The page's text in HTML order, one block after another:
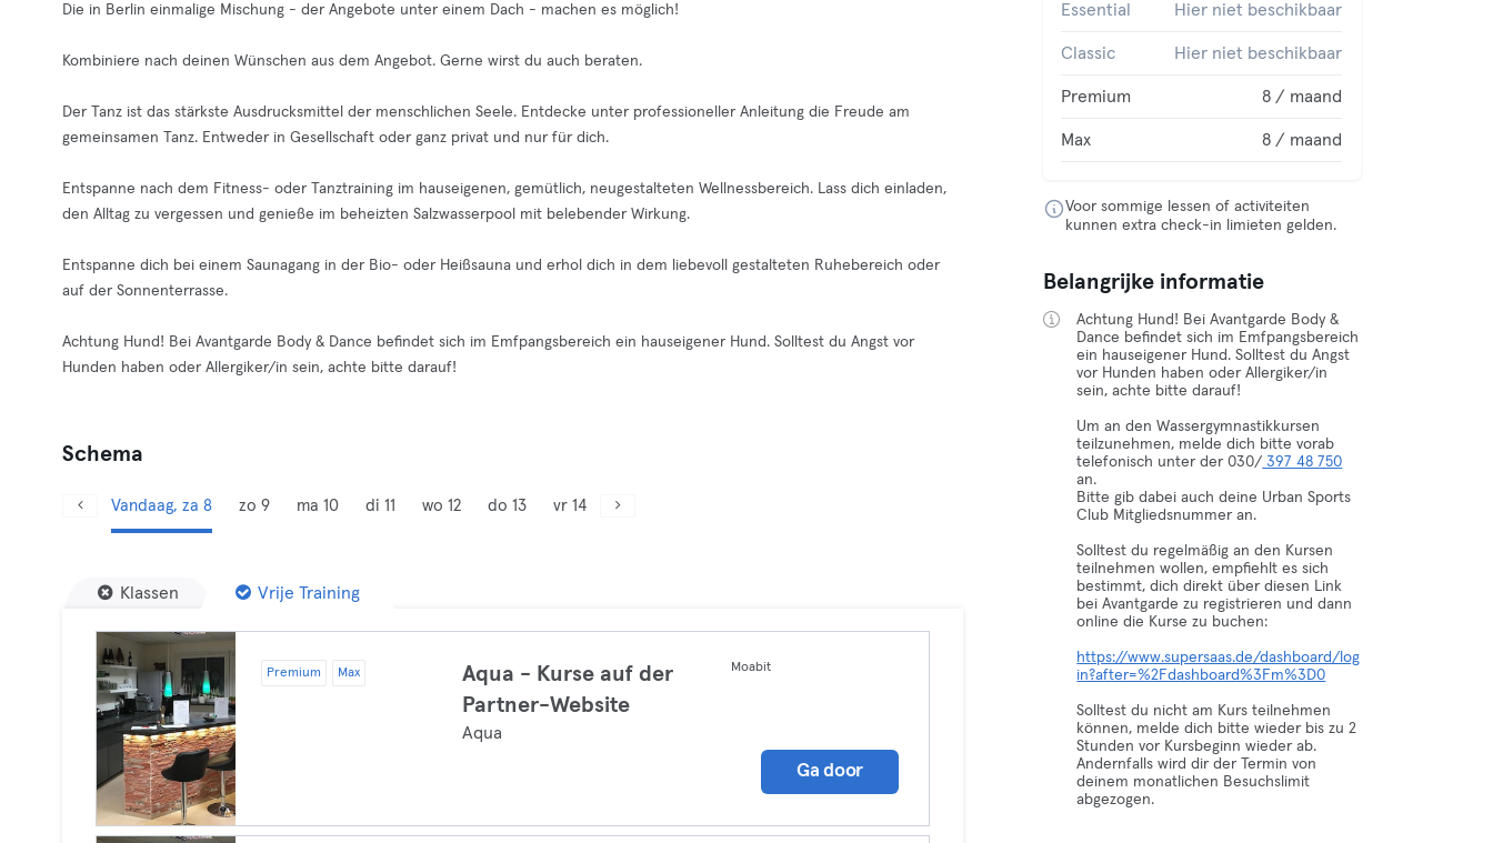
Die in Berlin einmalige Mischung - der Angebote unter einem Dach - machen es möglich!
Kombiniere nach deinen Wünschen aus dem Angebot. Gerne wirst du auch beraten.
Der Tanz ist das stärkste Ausdrucksmittel der menschlichen Seele. Entdecke unter professioneller Anleitung die Freude am
gemeinsamen Tanz. Entweder in Gesellschaft oder ganz privat und nur für dich.
Entspanne nach dem Fitness- oder Tanztraining im hauseigenen, gemütlich, neugestalteten Wellnessbereich. Lass dich einladen,
den Alltag zu vergessen und genieße im beheizten Salzwasserpool mit belebender Wirkung.
Entspanne dich bei einem Saunagang in der Bio- oder Heißsauna und erhol dich in dem liebevoll gestalteten Ruhebereich oder
auf der Sonnenterrasse.
Achtung Hund! Bei Avantgarde Body & Dance befindet sich im Emfpangsbereich ein hauseigener Hund. Solltest du Angst vor
Hunden haben oder Allergiker/in sein, achte bitte darauf!
Schema
Vandaag, za 8 zo 9 ma 10 di 11 wo 12 do 13 vr 14
Klassen Vrije Training
Premium Max
Aqua - Kurse auf der
Partner-Website
Aqua
Moabit
Ga door
Essential Hier niet beschikbaar
Classic Hier niet beschikbaar
Premium 8 / maand
Max 8 / maand
Voor sommige lessen of activiteiten
kunnen extra check-in limieten gelden.
Belangrijke informatie
Achtung Hund! Bei Avantgarde Body &
Dance befindet sich im Emfpangsbereich
ein hauseigener Hund. Solltest du Angst
vor Hunden haben oder Allergiker/in
sein, achte bitte darauf!
Um an den Wassergymnastikkursen
teilzunehmen, melde dich bitte vorab
telefonisch unter der 030/ 397 48 750
an.
Bitte gib dabei auch deine Urban Sports
Club Mitgliedsnummer an.
Solltest du regelmäßig an den Kursen
teilnehmen wollen, empfiehlt es sich
bestimmt, dich direkt über diesen Link
bei Avantgarde zu registrieren und dann
online die Kurse zu buchen:
https://www.supersaas.de/dashboard/log
in?after=%2Fdashboard%3Fm%3D0
Solltest du nicht am Kurs teilnehmen
können, melde dich bitte wieder bis zu 2
Stunden vor Kursbeginn wieder ab.
Andernfalls wird dir der Termin von
deinem monatlichen Besuchslimit
abgezogen.